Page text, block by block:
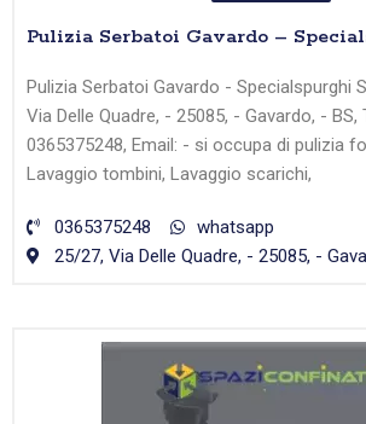
Pulizia Serbatoi Gavardo –
Pulizia Serbatoi Gavardo - Specialspurghi
Via Delle Quadre, - 25085, - Gavardo, - BS,
0365375248, Email: - si occupa di pulizia
Lavaggio tombini, Lavaggio scarichi,
0365375248
whatsapp
25/27, Via Delle Quadre, - 25085, -